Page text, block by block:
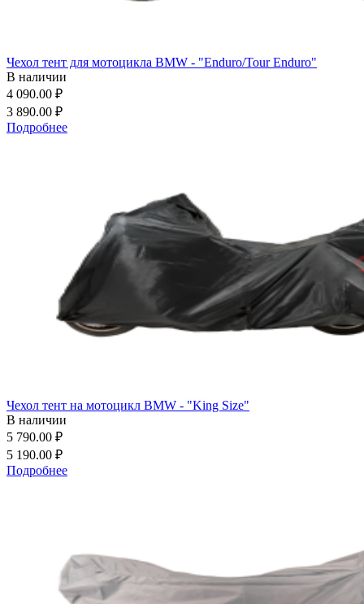
Чехол тент для мотоцикла BMW - "Enduro/Tour Enduro"
В наличии
4 090.00 ₽
3 890.00 ₽
Подробнее
Чехол тент на мотоцикл BMW - "King Size"
В наличии
5 790.00 ₽
5 190.00 ₽
Подробнее